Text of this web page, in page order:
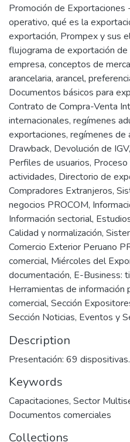
Promoción de Exportaciones
operativo, qué es la
exportación, Prompex y sus
flujograma de exportación
empresa, conceptos de
arancelaria, arancel,
Documentos básicos para
Contrato de Compra-Venta
internacionales, regímenes
exportaciones, regímenes
Drawback, Devolución de
Perfiles de usuarios,
actividades, Directorio de
Compradores Extranjeros,
negocios PROCOM,
Información sectorial,
Calidad y normalización,
Comercio Exterior Peruano
comercial, Miércoles del
documentación, E-Business:
Herramientas de información
comercial, Sección
Sección Noticias, Eventos y
Description
Presentación: 69 dispositivas.
Keywords
Capacitaciones, Sector
Documentos comerciales
Collections